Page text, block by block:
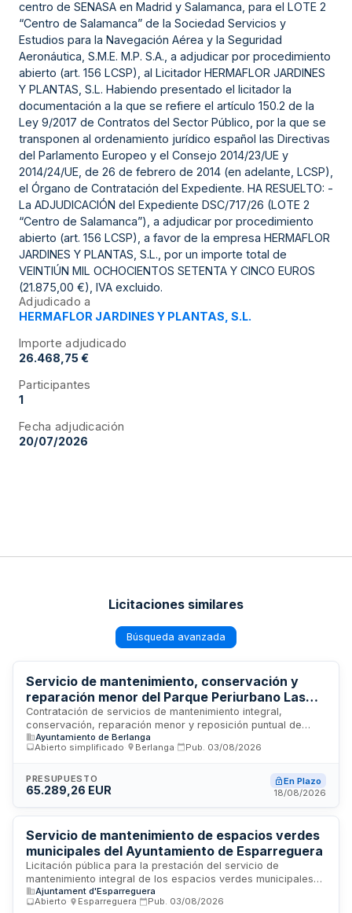
centro de SENASA en Madrid y Salamanca, para el LOTE 2
“Centro de Salamanca” de la Sociedad Servicios y
Estudios para la Navegación Aérea y la Seguridad
Aeronáutica, S.M.E. M.P. S.A., a adjudicar por procedimiento
abierto (art. 156 LCSP), al Licitador HERMAFLOR JARDINES
Y PLANTAS, S.L. Habiendo presentado el licitador la
documentación a la que se refiere el artículo 150.2 de la
Ley 9/2017 de Contratos del Sector Público, por la que se
transponen al ordenamiento jurídico español las Directivas
del Parlamento Europeo y el Consejo 2014/23/UE y
2014/24/UE, de 26 de febrero de 2014 (en adelante, LCSP),
el Órgano de Contratación del Expediente. HA RESUELTO: -
La ADJUDICACIÓN del Expediente DSC/717/26 (LOTE 2
“Centro de Salamanca”), a adjudicar por procedimiento
abierto (art. 156 LCSP), a favor de la empresa HERMAFLOR
JARDINES Y PLANTAS, S.L., por un importe total de
VEINTIÚN MIL OCHOCIENTOS SETENTA Y CINCO EUROS
(21.875,00 €), IVA excluido.
Adjudicado a
HERMAFLOR JARDINES Y PLANTAS, S.L.
Importe adjudicado
26.468,75 €
Participantes
1
Fecha adjudicación
20/07/2026
Licitaciones similares
Búsqueda avanzada
Servicio de mantenimiento, conservación y
reparación menor del Parque Periurbano Las
Quinientas de Berlanga
Contratación de servicios de mantenimiento integral,
conservación, reparación menor y reposición puntual de
elementos e instalaciones existentes en el Parque Periurbano
Las Quinientas de Berlanga. Las prestaciones incluyen
verdes, red de riego, caminos y señalización, con finalidad
de garantizar las condiciones de seguridad, funcionalidad y
correctivo.
Ayuntamiento de Berlanga
Abierto simplificado
Berlanga Pub. 03/08/2026
PRESUPUESTO
65.289,26 EUR
En Plazo
18/08/2026
Servicio de mantenimiento de espacios verdes
municipales del Ayuntamiento de Esparreguera
Licitación pública para la prestación del servicio de
mantenimiento integral de los espacios verdes municipales
de Esparreguera. El contrato incluye el cuidado del arbolado,
céspedes ornamentales, masas forestales, pavimentos
Ajuntament d'Esparreguera
Abierto
Esparreguera Pub. 03/08/2026